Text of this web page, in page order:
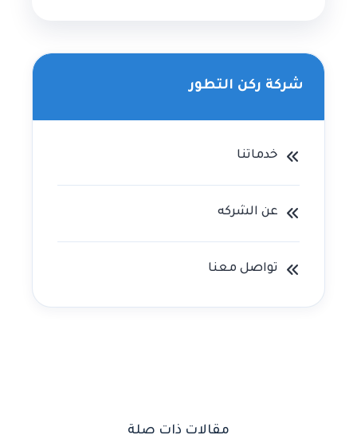
شركة ركن التطور
خدماتنا
عن الشركه
تواصل معنا
مقالات ذات صلة